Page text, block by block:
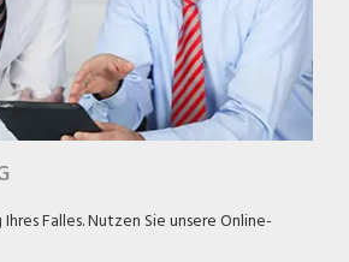
Falles. Nutzen Sie unsere Online-